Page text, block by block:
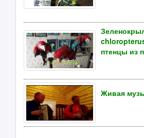
птенцы из
Живая